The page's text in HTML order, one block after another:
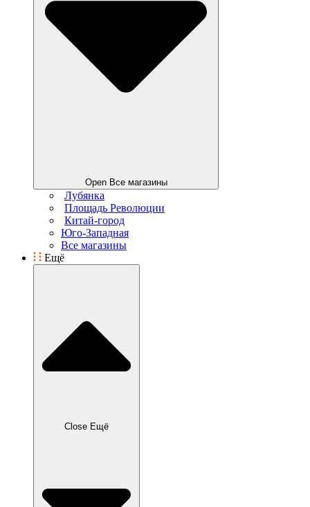
Open Все магазины
Лубянка
Площадь Революции
Китай-город
Юго-Западная
Все магазины
Ещё
Close Ещё